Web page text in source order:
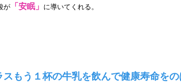
が 「安眠」
に導いてくれる。
もう１杯の牛乳を飲んで健康寿命をの